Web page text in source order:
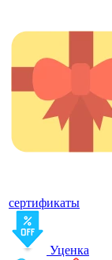
сертификаты
Уценка